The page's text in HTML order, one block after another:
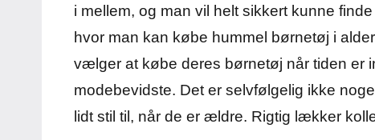
i mellem, og man vil helt sikkert kunne
hvor man kan købe hummel børnetøj i
vælger at købe deres børnetøj når tiden er
modebevidste. Det er selvfølgelig ikke
lidt stil til, når de er ældre. Rigtig lækker